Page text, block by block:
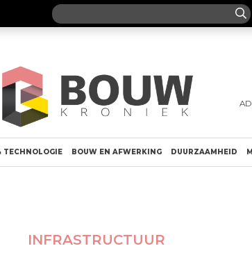
TECHNOLOGIE BOUW EN AFWERKING DUURZAAMHEID
INFRASTRUCTUUR